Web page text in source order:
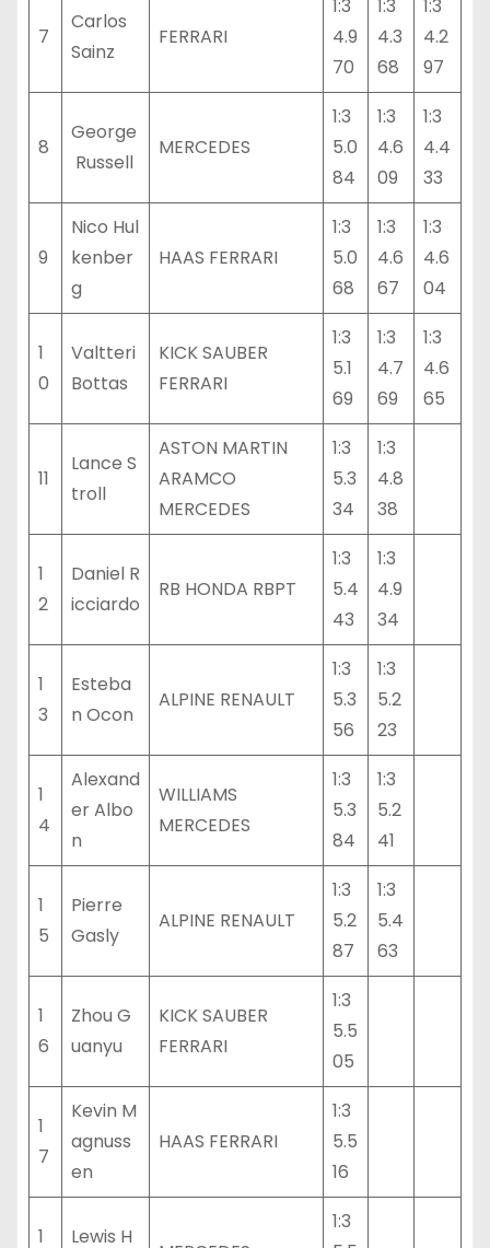
7
Carlos
Sainz
FERRARI
1:3
4.9
70
1:3
4.3
68
1:3
4.2
97
8
George
Russell
MERCEDES
1:3
5.0
84
1:3
4.6
09
1:3
4.4
33
9
Nico Hul
kenber
g
HAAS FERRARI
1:3
5.0
68
1:3
4.6
67
1:3
4.6
04
1
0
Valtteri
Bottas
KICK SAUBER
FERRARI
1:3
5.1
69
1:3
4.7
69
1:3
4.6
65
11
Lance S
troll
ASTON MARTIN
ARAMCO
MERCEDES
1:3
5.3
34
1:3
4.8
38
1
2
Daniel R
icciardo
RB HONDA RBPT
1:3
5.4
43
1:3
4.9
34
1
3
Esteba
n Ocon
ALPINE RENAULT
1:3
5.3
56
1:3
5.2
23
1
4
Alexand
er Albo
n
WILLIAMS
MERCEDES
1:3
5.3
84
1:3
5.2
41
1
5
Pierre
Gasly
ALPINE RENAULT
1:3
5.2
87
1:3
5.4
63
1
6
Zhou G
uanyu
KICK SAUBER
FERRARI
1:3
5.5
05
1
7
Kevin M
agnuss
en
HAAS FERRARI
1:3
5.5
16
1
Lewis H
1:3